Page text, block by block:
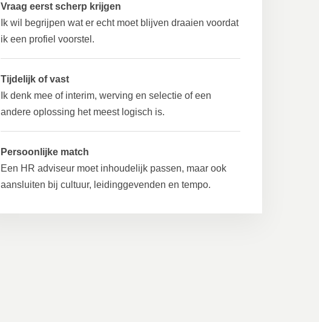
Vraag eerst scherp krijgen
Ik wil begrijpen wat er echt moet blijven draaien voordat
ik een profiel voorstel.
Tijdelijk of vast
Ik denk mee of interim, werving en selectie of een
andere oplossing het meest logisch is.
Persoonlijke match
Een HR adviseur moet inhoudelijk passen, maar ook
aansluiten bij cultuur, leidinggevenden en tempo.